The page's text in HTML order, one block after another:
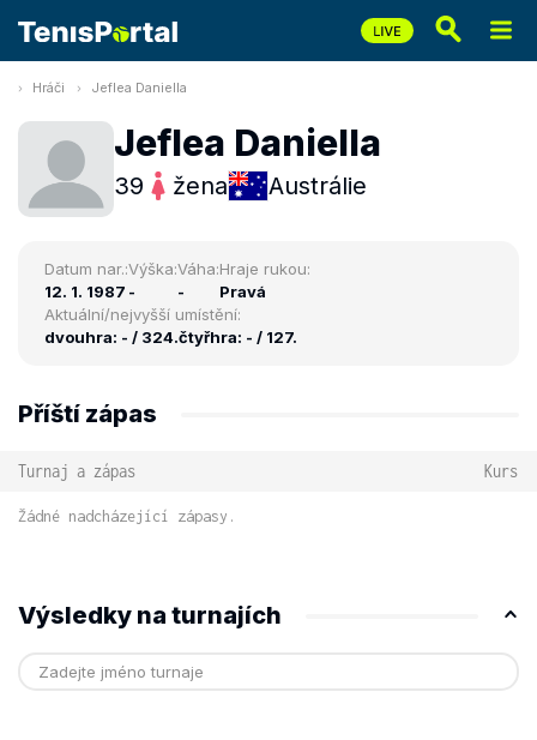
Hráči Jeflea Daniella
Jeflea Daniella
39 žena Austrálie
Datum nar.:
12. 1. 1987
Výška:
-
Váha:
-
Hraje rukou:
Pravá
Aktuální/nejvyšší umístění:
dvouhra: - / 324.čtyřhra: - / 127.
Příští zápas
Turnaj a zápas Kurs
Žádné nadcházející zápasy.
Výsledky na turnajích